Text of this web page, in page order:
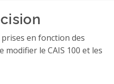
en fonction des
modifier le CAIS 100 et les